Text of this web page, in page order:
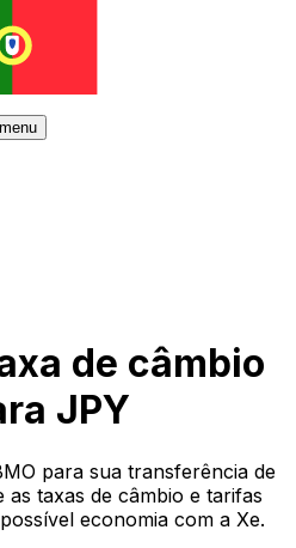
de câmbio
JPY
para sua transferência de
taxas de câmbio e tarifas
economia com a Xe.